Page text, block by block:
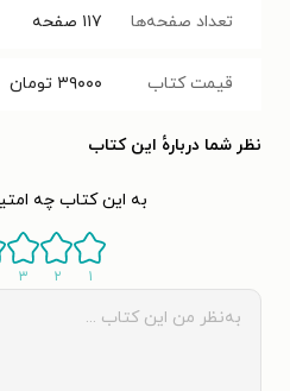
تعداد صفحه‌ها ۱۱۷ صفحه
قیمت کتاب ۳۹۰۰۰ تومان
نظر شما دربارهٔ این کتاب
به این کتاب چه
۱ ۲ ۳